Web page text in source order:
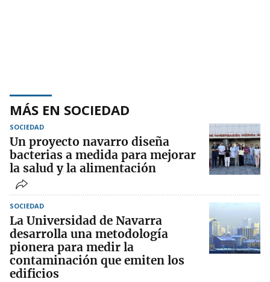
MÁS EN SOCIEDAD
SOCIEDAD
Un proyecto navarro diseña
bacterias a medida para mejorar
la salud y la alimentación
SOCIEDAD
La Universidad de Navarra
desarrolla una metodología
pionera para medir la
contaminación que emiten los
edificios